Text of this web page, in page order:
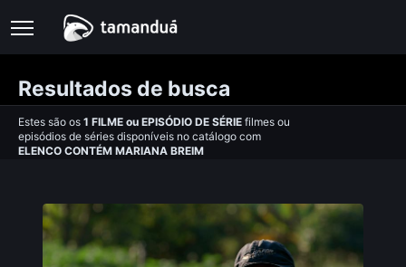
Resultados de busca
Estes são os 1 FILME ou EPISÓDIO DE SÉRIE filmes ou
episódios de séries disponíveis no catálogo com
ELENCO CONTÉM MARIANA BREIM